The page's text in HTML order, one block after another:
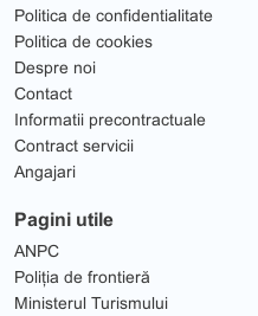
Politica de confidentialitate
Politica de cookies
Despre noi
Contact
Informatii precontractuale
Contract servicii
Angajari
Pagini utile
ANPC
Poliția de frontieră
Ministerul Turismului